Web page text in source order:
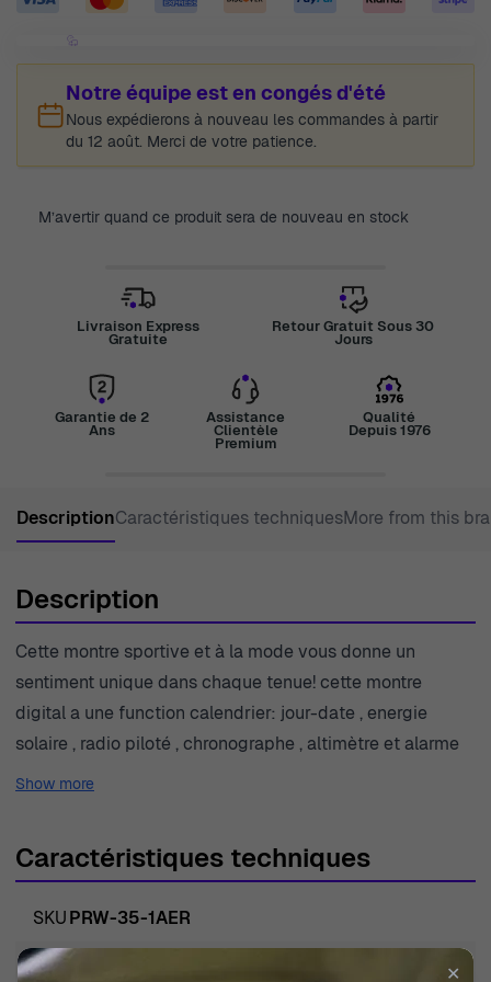
Notre équipe est en congés d'été
Nous expédierons à nouveau les commandes à partir
du 12 août. Merci de votre patience.
M’avertir quand ce produit sera de nouveau en stock
Livraison Express
Gratuite
Retour Gratuit Sous 30
Jours
Garantie de 2
Ans
Assistance
Clientèle
Premium
Qualité
Depuis 1976
DescriptionCaractéristiques techniquesMore from this
Description
Cette montre sportive et à la mode vous donne un
sentiment unique dans chaque tenue! cette montre
digital a une function calendrier: jour-date , energie
solaire , radio piloté , chronographe , altimètre et alarme
Show more
Caractéristiques techniques
SKUPRW-35-1AER
EAN
✕